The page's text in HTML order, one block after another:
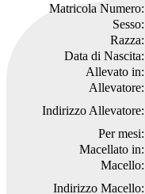
Matricola Numero:
Sesso:
Razza:
Data di Nascita:
Allevato in:
Allevatore:
Indirizzo Allevatore:
Per mesi:
Macellato in:
Macello:
Indirizzo Macello: